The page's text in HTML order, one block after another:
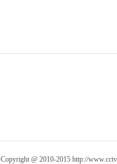
Copyright @ 2010-2015http://